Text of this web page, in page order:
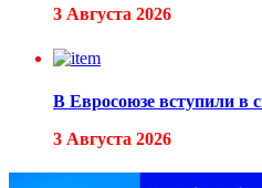
3 Августа 2026
В Евросоюзе вступили в
3 Августа 2026